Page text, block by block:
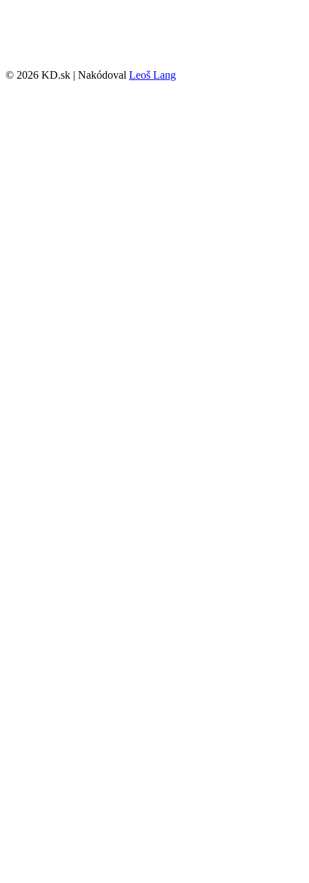
© 2026 KD.sk | Nakódoval Leoš Lang